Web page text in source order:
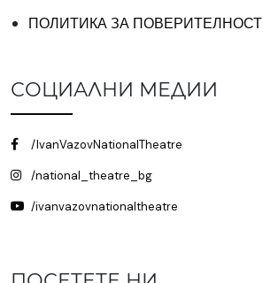
ПОЛИТИКА ЗА ПОВЕРИТЕЛНОСТ
СОЦИАЛНИ МЕДИИ
/IvanVazovNationalTheatre
/national_theatre_bg
/ivanvazovnationaltheatre